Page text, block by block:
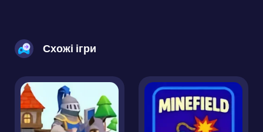
Схожі ігри